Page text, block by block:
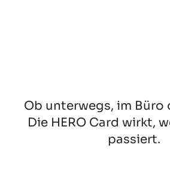
Ob unterwegs, im Büro
Die HERO Card wirkt,
passiert.